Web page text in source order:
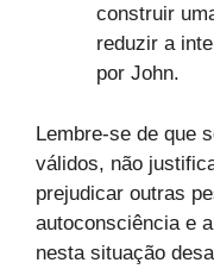
construir
reduzir a
por John.
Lembre-se de que
válidos, não
prejudicar outras
autoconsciência e
nesta situação